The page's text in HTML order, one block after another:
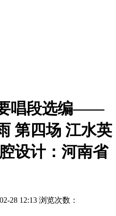
要唱段选编——
第四场 江水英
设计：河南省
28 12:13 浏览次数：